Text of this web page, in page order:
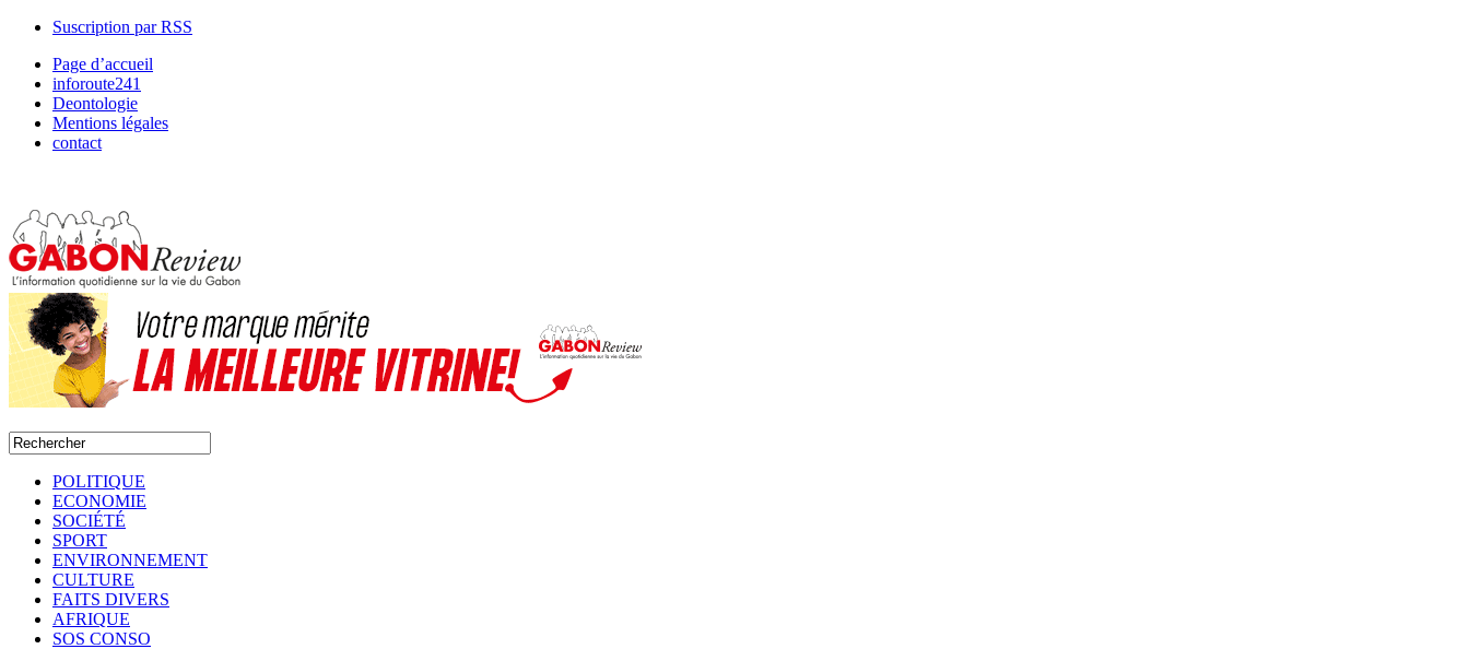
Suscription par RSS
Page d’accueil
inforoute241
Deontologie
Mentions légales
contact
POLITIQUE
ECONOMIE
SOCIÉTÉ
SPORT
ENVIRONNEMENT
CULTURE
FAITS DIVERS
AFRIQUE
SOS CONSO